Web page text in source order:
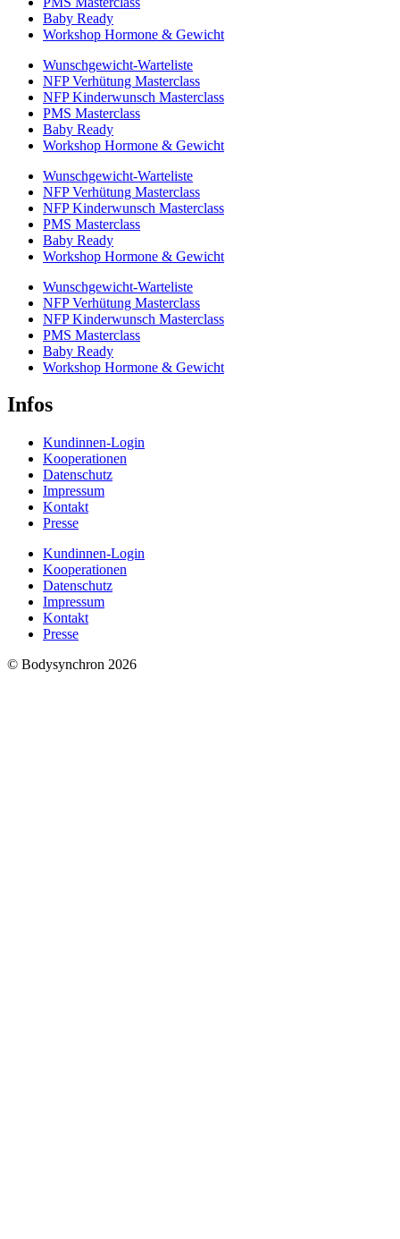
Baby Ready
Workshop Hormone & Gewicht
Wunschgewicht-Warteliste
NFP Verhütung Masterclass
NFP Kinderwunsch Masterclass
PMS Masterclass
Baby Ready
Workshop Hormone & Gewicht
Wunschgewicht-Warteliste
NFP Verhütung Masterclass
NFP Kinderwunsch Masterclass
PMS Masterclass
Baby Ready
Workshop Hormone & Gewicht
Wunschgewicht-Warteliste
NFP Verhütung Masterclass
NFP Kinderwunsch Masterclass
PMS Masterclass
Baby Ready
Workshop Hormone & Gewicht
Infos
Kundinnen-Login
Kooperationen
Datenschutz
Impressum
Kontakt
Presse
Kundinnen-Login
Kooperationen
Datenschutz
Impressum
Kontakt
Presse
© Bodysynchron 2026